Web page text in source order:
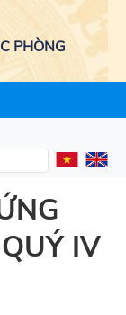
PHÒNG
IV